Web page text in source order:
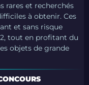
rares et recherchés
à obtenir. Ces
et sans risque
tout en profitant du
objets de grande